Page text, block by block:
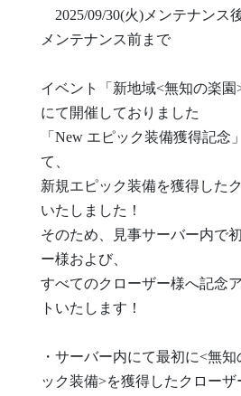
2025/09/30(火)メンテナンス
メンテナンス前まで
イベント「新地域<無知の楽園
にて開催しておりました
「New エピック装備獲得記念
て、
新規エピック装備を獲得した
いたしました！
そのため、見事サーバー内で
ー様および、
すべてのクローザー様へ記念
トいたします！
・サーバー内にて最初に<無
ック装備>を獲得したクローザ